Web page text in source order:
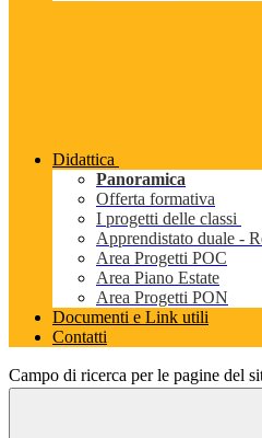
Didattica
Panoramica
Offerta formativa
I progetti delle classi
Apprendistato duale -
Area Progetti POC
Area Piano Estate
Area Progetti PON
Documenti e Link utili
Contatti
Campo di ricerca per le pagine del